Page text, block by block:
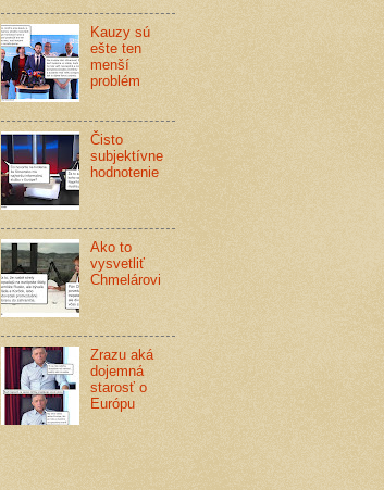
Kauzy sú
ešte ten
menší
problém
Čisto
subjektívne
hodnotenie
Ako to
vysvetliť
Chmelárovi
Zrazu aká
dojemná
starosť o
Európu